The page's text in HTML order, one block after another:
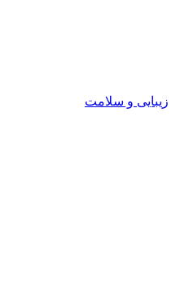
زیبایی و سلامت